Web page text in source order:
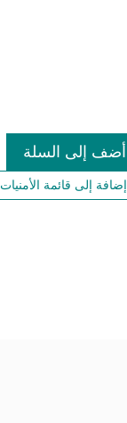
أضف إلى السلة
إضافة إلى قائمة الأمنيات